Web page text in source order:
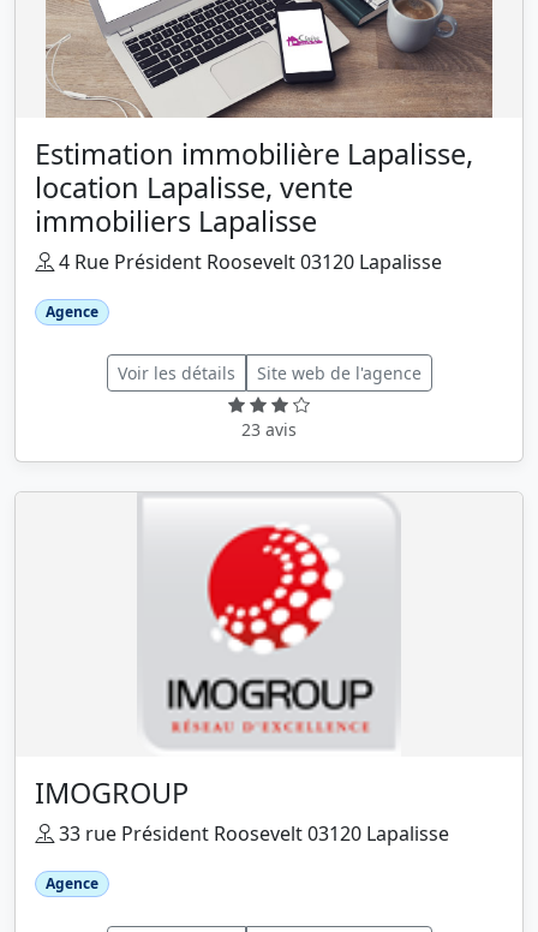
Estimation immobilière Lapalisse,
location Lapalisse, vente
immobiliers Lapalisse
4 Rue Président Roosevelt 03120 Lapalisse
Agence
Voir les détails Site web de l'agence
23 avis
IMOGROUP
33 rue Président Roosevelt 03120 Lapalisse
Agence